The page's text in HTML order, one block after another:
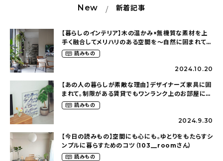
New 新着記事
【暮らしのインテリア】木の温かみ×無機質な素材を上
手く融合してメリハリのある空間を〜自然に囲まれて暮
らす（ki_no_ieさん）
読みもの
2024.10.20
【あの人の暮らしが素敵な理由】デザイナーズ家具に囲
まれて。制限がある賃貸でもワンランク上のお部屋に〜
狭くても好きな暮らしのこと（_____chika708さん）
読みもの
2024.9.30
【今日の読みもの】空間にも心にも。ゆとりをもたらすシ
ンプルに暮らすためのコツ（103__roomさん）
読みもの